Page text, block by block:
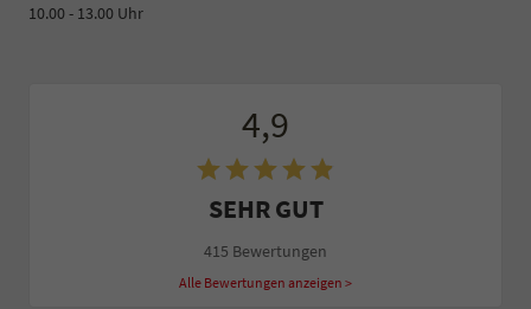
10.00 - 13.00 Uhr
4,9
SEHR GUT
415 Bewertungen
Alle Bewertungen anzeigen >